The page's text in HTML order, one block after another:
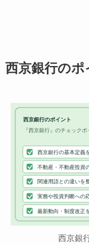
西京銀行のポ
西京銀行のポイント
『西京銀行』のチェックポ
西京銀行の基本定義
不動産・不動産投資
関連用語との違いを
実務や投資判断への
最新動向・制度改正
西京銀